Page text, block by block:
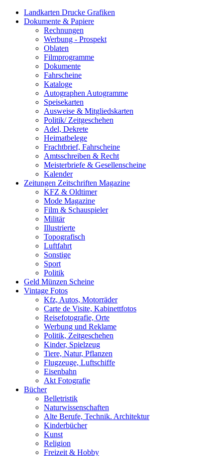
Landkarten Drucke Grafiken
Dokumente & Papiere
Rechnungen
Werbung - Prospekt
Oblaten
Filmprogramme
Dokumente
Fahrscheine
Kataloge
Autographen Autogramme
Speisekarten
Ausweise & Mitgliedskarten
Politik/ Zeitgeschehen
Adel, Dekrete
Heimatbelege
Frachtbrief, Fahrscheine
Amtsschreiben & Recht
Meisterbriefe & Gesellenscheine
Kalender
Zeitungen Zeitschriften Magazine
KFZ & Oldtimer
Mode Magazine
Film & Schauspieler
Militär
Illustrierte
Topografisch
Luftfahrt
Sonstige
Sport
Politik
Geld Münzen Scheine
Vintage Fotos
Kfz, Autos, Motorräder
Carte de Visite, Kabinettfotos
Reisefotografie, Orte
Werbung und Reklame
Politik, Zeitgeschehen
Kinder, Spielzeug
Tiere, Natur, Pflanzen
Flugzeuge, Luftschiffe
Eisenbahn
Akt Fotografie
Bücher
Belletristik
Naturwissenschaften
Alte Berufe, Technik. Architektur
Kinderbücher
Kunst
Religion
Freizeit & Hobby